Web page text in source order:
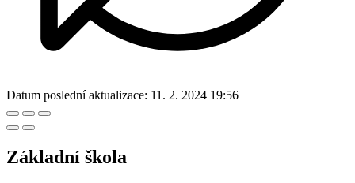
Datum poslední aktualizace: 11. 2. 2024 19:56
Základní škola